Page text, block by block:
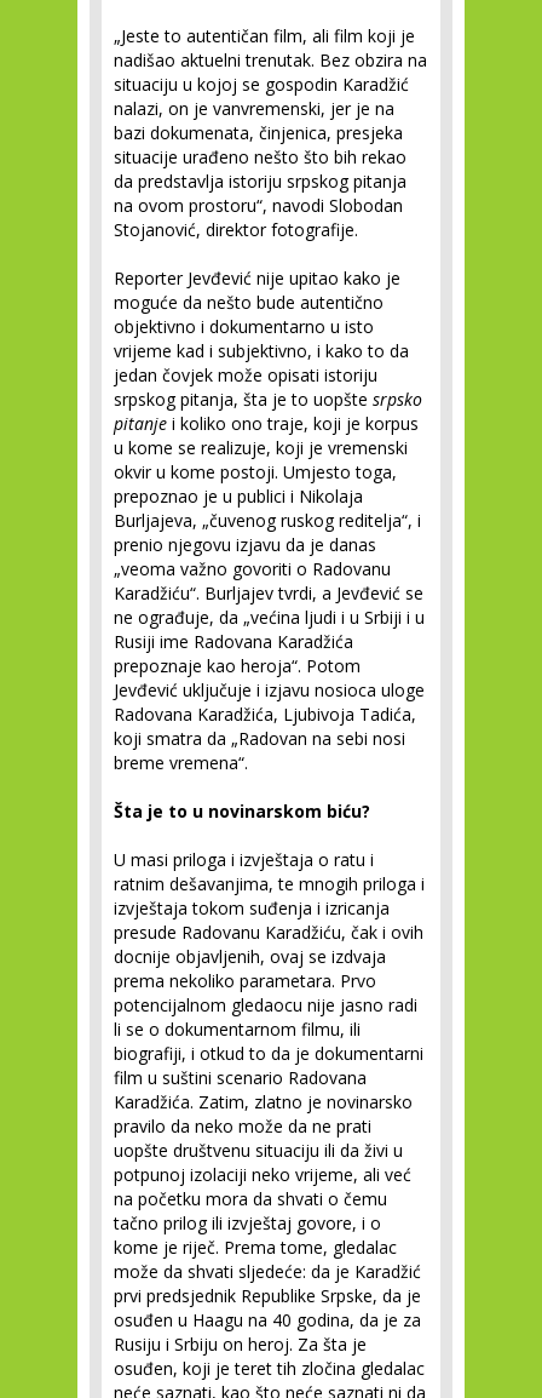
„Jeste to autentičan film, ali film koji je
nadišao aktuelni trenutak. Bez obzira na
situaciju u kojoj se gospodin Karadžić
nalazi, on je vanvremenski, jer je na
bazi dokumenata, činjenica, presjeka
situacije urađeno nešto što bih rekao
da predstavlja istoriju srpskog pitanja
na ovom prostoru“, navodi Slobodan
Stojanović, direktor fotografije.
Reporter Jevđević nije upitao kako je
moguće da nešto bude autentično
objektivno i dokumentarno u isto
vrijeme kad i subjektivno, i kako to da
jedan čovjek može opisati istoriju
srpskog pitanja, šta je to uopšte srpsko
pitanje i koliko ono traje, koji je korpus
u kome se realizuje, koji je vremenski
okvir u kome postoji. Umjesto toga,
prepoznao je u publici i Nikolaja
Burljajeva, „čuvenog ruskog reditelja“, i
prenio njegovu izjavu da je danas
„veoma važno govoriti o Radovanu
Karadžiću“. Burljajev tvrdi, a Jevđević se
ne ograđuje, da „većina ljudi i u Srbiji i u
Rusiji ime Radovana Karadžića
prepoznaje kao heroja“. Potom
Jevđević uključuje i izjavu nosioca uloge
Radovana Karadžića, Ljubivoja Tadića,
koji smatra da „Radovan na sebi nosi
breme vremena“.
Šta je to u novinarskom biću?
U masi priloga i izvještaja o ratu i
ratnim dešavanjima, te mnogih priloga i
izvještaja tokom suđenja i izricanja
presude Radovanu Karadžiću, čak i ovih
docnije objavljenih, ovaj se izdvaja
prema nekoliko parametara. Prvo
potencijalnom gledaocu nije jasno radi
li se o dokumentarnom filmu, ili
biografiji, i otkud to da je dokumentarni
film u suštini scenario Radovana
Karadžića. Zatim, zlatno je novinarsko
pravilo da neko može da ne prati
uopšte društvenu situaciju ili da živi u
potpunoj izolaciji neko vrijeme, ali već
na početku mora da shvati o čemu
tačno prilog ili izvještaj govore, i o
kome je riječ. Prema tome, gledalac
može da shvati sljedeće: da je Karadžić
prvi predsjednik Republike Srpske, da je
osuđen u Haagu na 40 godina, da je za
Rusiju i Srbiju on heroj. Za šta je
osuđen, koji je teret tih zločina gledalac
neće saznati, kao što neće saznati ni da